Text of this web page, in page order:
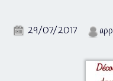
29/07/2017